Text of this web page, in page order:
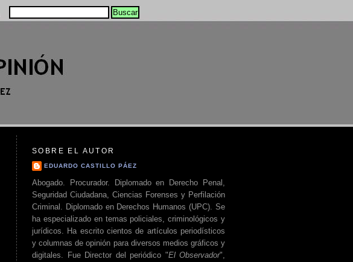
SOBRE EL AUTOR
EDUARDO CASTILLO PÁEZ
Abogado. Procurador. Diplomado en Derecho Penal,
Seguridad Ciudadana, Ciencias Forenses y Perfilación
Criminal. Diplomado en Derechos Humanos (UPC). Se
ha especializado en temas policiales, criminológicos y
jurídicos. Ha escrito cientos de artículos periodísticos
y columnas de opinión para diversos medios gráficos y
digitales. Fue Director del periódico "El Observador",